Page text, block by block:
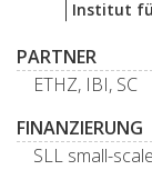
Institut
PARTNER
ETHZ, IBI, SC
FINANZIERUNG
SLL small-